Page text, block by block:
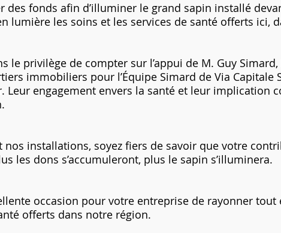
des fonds afin d’illuminer le grand sapin installé
lumière les soins et les services de santé offerts ici,
le privilège de compter sur l’appui de M. Guy
immobiliers pour l’Équipe Simard de Via Capitale
Leur engagement envers la santé et leur implication
nos installations, soyez fiers de savoir que votre
les dons s’accumuleront, plus le sapin s’illuminera.
occasion pour votre entreprise de rayonner tout
offerts dans notre région.